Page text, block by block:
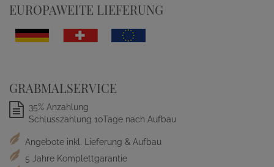
EUROPAWEITE LIEFERUNG
GRABMALSERVICE
35% Anzahlung
Schlusszahlung 10Tage nach Aufbau
Angebote inkl. Lieferung & Aufbau
5 Jahre Komplettgarantie